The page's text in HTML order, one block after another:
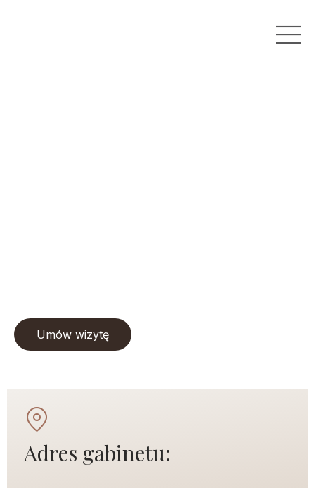
Umów wizytę
Adres gabinetu: